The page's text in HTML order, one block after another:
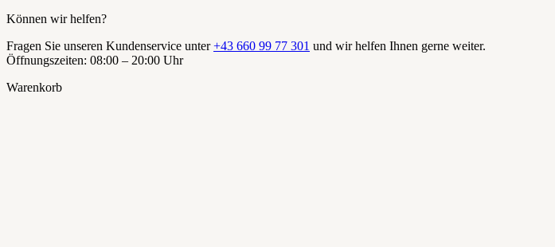
Können wir helfen?
Fragen Sie unseren Kundenservice unter+43 660 99 77 301 und wir helfen Ihnen gerne weiter.
Öffnungszeiten: 08:00 – 20:00 Uhr
Warenkorb